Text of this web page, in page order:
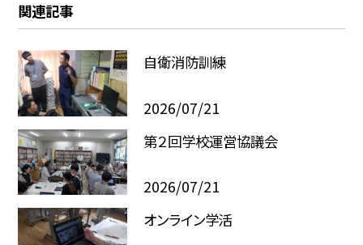
関連記事
自衛消防訓練
2026/07/21
第２回学校運営協議会
2026/07/21
オンライン学活